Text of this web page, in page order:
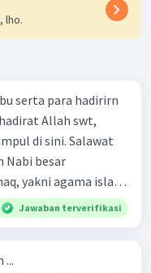
lho.
serta para hadirirn
Allah swt,
di sini. Salawat
Nabi besar
yakni agama islam,
ke dalam
sekalian yang
luas. Karena
Jawaban terverifikasi
...